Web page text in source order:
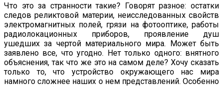
Что это за странности такие? Говорят разное: остатки
следов реликтовой материи, неисследованных свойств
электромагнитных полей, грязи на фотооптике, работы
радиолокационных приборов, проявление душ
ушедших за чертой материального мира. Может быть
заявлено все, что угодно. Нет только одного: внятного
объяснения, так что же это на самом деле? Хочу сказать
только то, что устройство окружающего нас мира
намного сложнее наших о нем представлений. Особенно